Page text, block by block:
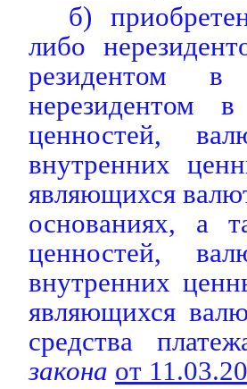
б)
либо
резидентом в
нерезидентом
ценностей,
внутренних
являющихся
основаниях, а
ценностей,
внутренних
являющихся
средства
закона от